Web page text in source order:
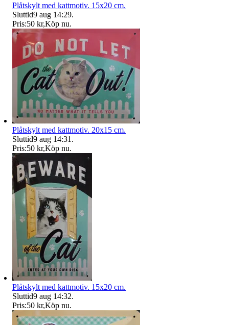
Plåtskylt med kattmotiv. 15x20 cm.
Sluttid9 aug 14:29.
Pris:50 kr,Köp nu.
Plåtskylt med kattmotiv. 20x15 cm.
Sluttid9 aug 14:31 .
Pris:50 kr,Köp nu.
Plåtskylt med kattmotiv. 15x20 cm.
Sluttid9 aug 14:32.
Pris:50 kr,Köp nu.